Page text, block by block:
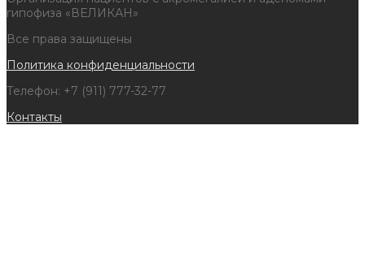
гипофиза «ВЕЛИКАН»
Все права защищены
Политика конфиденциальности
Телефон: +7 (911) 777-32-77
Контакты